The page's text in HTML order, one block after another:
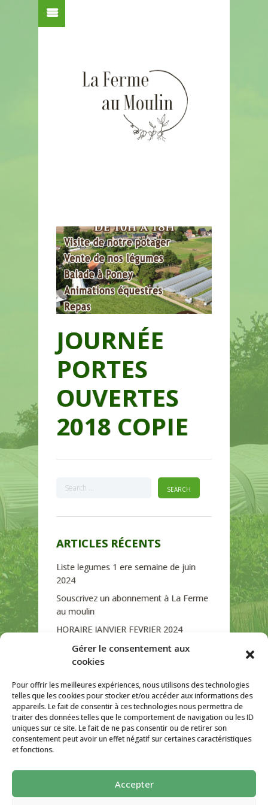
Gérer le consentement aux
cookies
Pour offrir les meilleures expériences, nous utilisons des technologies
telles que les cookies pour stocker et/ou accéder aux informations des
appareils. Le fait de consentir à ces technologies nous permettra de
traiter des données telles que le comportement de navigation ou les ID
uniques sur ce site. Le fait de ne pas consentir ou de retirer son
consentement peut avoir un effet négatif sur certaines caractéristiques
et fonctions.
Accepter
JOURNÉE
PORTES
OUVERTES
2018 COPIE
ARTICLES RÉCENTS
Liste legumes 1 ere semaine de juin
2024
Souscrivez un abonnement à La Ferme
au moulin
HORAIRE JANVIER FEVRIER 2024
Soutien de La Province de Liège
JOURNEE PORTES OUVERTES
CATÉGORIES
La ferme Au Moulin 2026 - Tous droits
réservés